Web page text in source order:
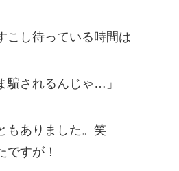
こし待っている時間は
騙されるんじゃ…」
もありました。笑
ですが！